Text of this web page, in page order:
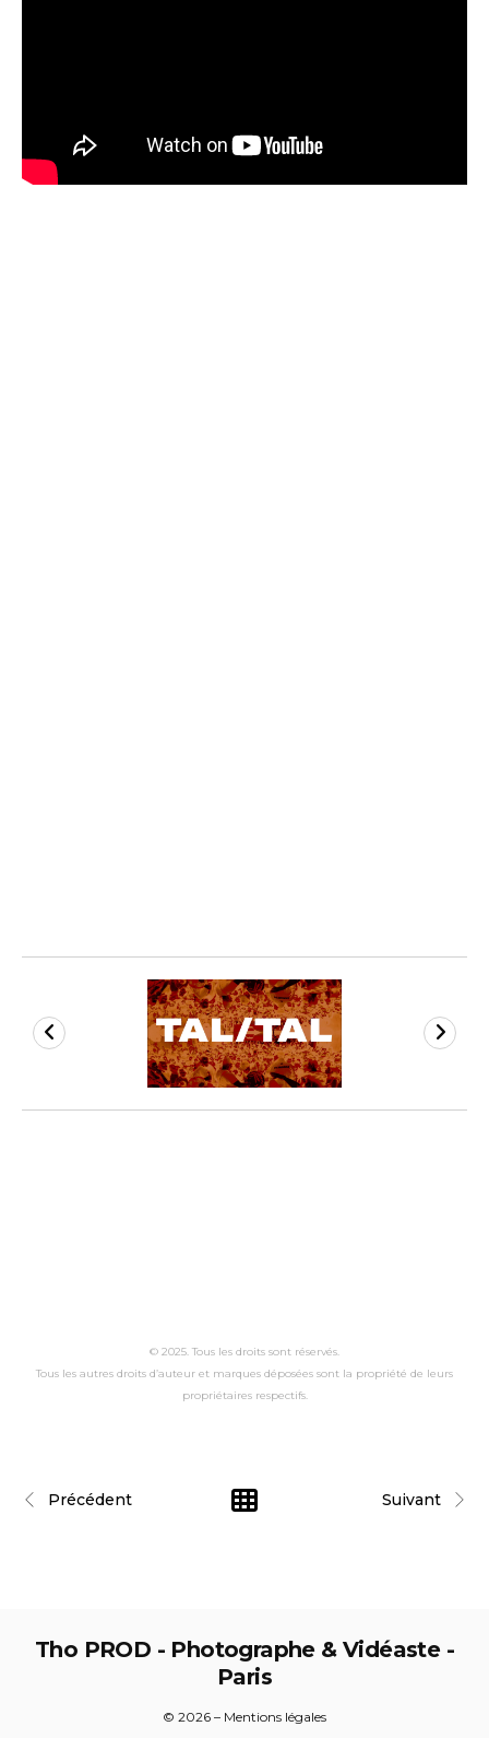
© 2025. Tous les droits sont réservés.
Tous les autres droits d’auteur et marques déposées sont la propriété de leurs
propriétaires respectifs.
Précédent Suivant
Tho PROD - Photographe & Vidéaste -
Paris
© 2026 – Mentions légales